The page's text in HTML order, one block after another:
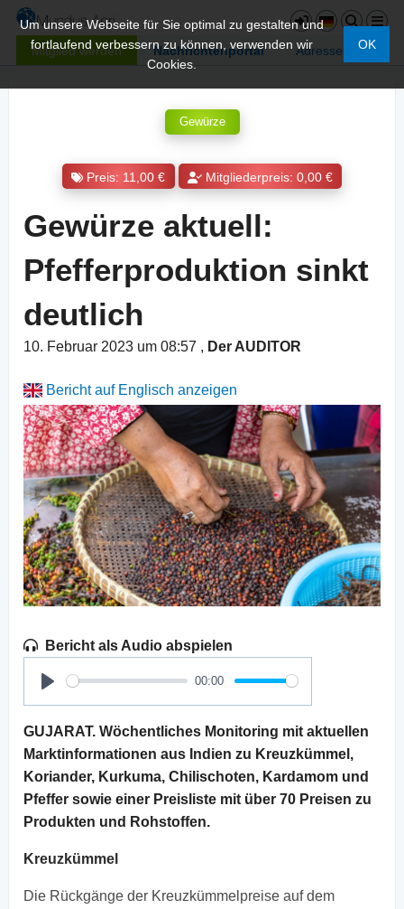
Mitglied werden Nachrichtenportal Adressen
Um unsere Webseite für Sie optimal zu gestalten und
fortlaufend verbessern zu können, verwenden wir
Cookies.
OK
Gewürze
Preis: 11,00 € Mitgliederpreis: 0,00 €
Gewürze aktuell:
Pfefferproduktion sinkt
deutlich
10. Februar 2023 um 08:57 , Der AUDITOR
Bericht auf Englisch anzeigen
Bericht als Audio abspielen
Play
00:00
GUJARAT. Wöchentliches Monitoring mit aktuellen
Marktinformationen aus Indien zu Kreuzkümmel,
Koriander, Kurkuma, Chilischoten, Kardamom und
Pfeffer sowie einer Preisliste mit über 70 Preisen zu
Produkten und Rohstoffen.
Kreuzkümmel
Die Rückgänge der Kreuzkümmelpreise auf dem